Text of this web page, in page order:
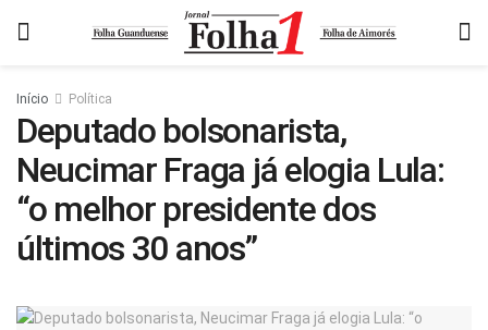
Início Política
Deputado bolsonarista,
Neucimar Fraga já elogia Lula:
“o melhor presidente dos
últimos 30 anos”